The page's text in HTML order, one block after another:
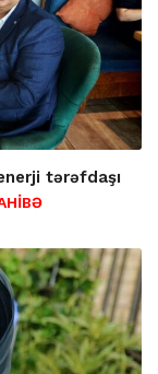
tərəfdaşı